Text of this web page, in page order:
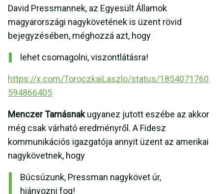
David Pressmannek, az Egyesült Államok
magyarországi nagykövetének is üzent rövid
bejegyzésében, méghozzá azt, hogy
lehet csomagolni, viszontlátásra!
https://x.com/ToroczkaiLaszlo/status/1854071760
594866405
Menczer Tamásnakugyanez jutott eszébe az akkor
még csak várható eredményről. A Fidesz
kommunikációs igazgatója annyit üzent az amerikai
nagykövetnek, hogy
Búcsúzunk, Pressman nagykövet úr,
hiányozni fog!